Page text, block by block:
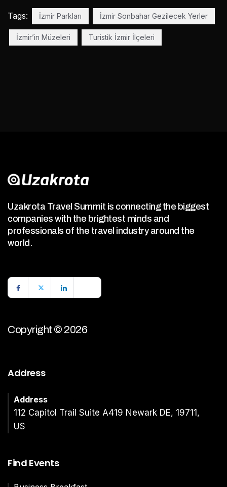
Tags: İzmir Parkları İzmir Sonbahar Gezilecek Yerler
İzmir’in Müzeleri Turistik İzmir İlçeleri
Uzakrota Travel Summit is connecting the biggest
companies with the brightest minds and
professionals of the travel industry around the
world.
Copyright © 2026
Address
Address
112 Capitol Trail Suite A419 Newark DE, 19711,
US
Find Events